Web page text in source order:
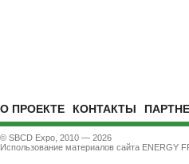
О ПРОЕКТЕ КОНТАКТЫ
© SBCD Expo, 2010 — 2026
Использование материалов сайта ENERGY